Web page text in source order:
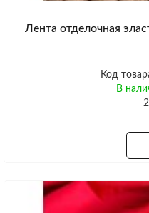
Лента отделочная
Код
В